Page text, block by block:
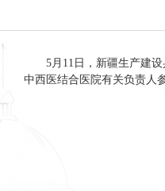
5月11日，新疆生产建
中西医结合医院有关负责人